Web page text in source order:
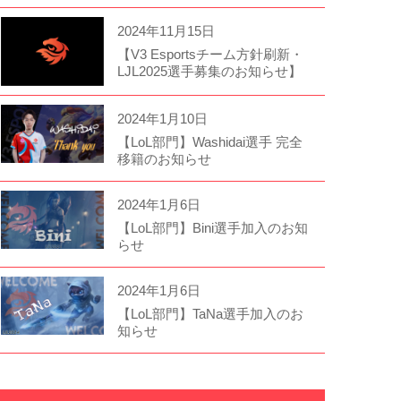
2024年11月15日
【V3 Esportsチーム方針刷新・
LJL2025選手募集のお知らせ】
2024年1月10日
【LoL部門】Washidai選手 完全
移籍のお知らせ
2024年1月6日
【LoL部門】Bini選手加入のお知
らせ
2024年1月6日
【LoL部門】TaNa選手加入のお
知らせ